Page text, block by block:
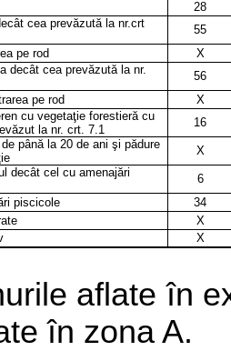
28
cea prevăzută la nr.crt
55
pe rod
X
decât cea prevăzută la nr.
56
pe rod
X
cu vegetaţie forestieră cu
la nr. crt. 7.1
16
până la 20 de ani şi pădure
X
decât cel cu amenajări
6
piscicole
34
X
X
aflate în
în zona A.